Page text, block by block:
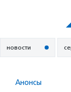
новости
Анонсы